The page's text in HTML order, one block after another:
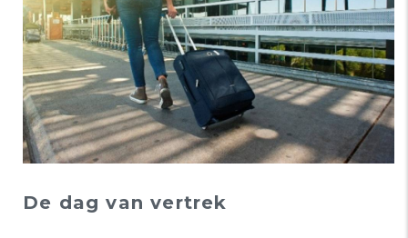
De dag van vertrek